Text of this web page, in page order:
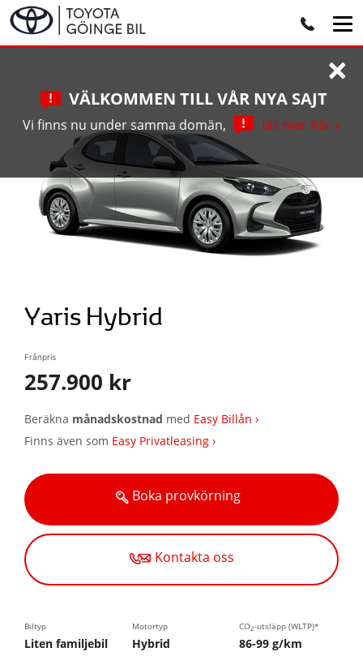
VÄLKOMMEN TILL VÅR NYA SAJT
Vi finns nu under samma domän, läs mer här »
×
Yaris Hybrid
Frånpris
257.900 kr
Beräkna månadskostnad med Easy Billån ›
Finns även som Easy Privatleasing ›
Boka provkörning
Kontakta oss
Biltyp
Liten familjebil
Motortyp
Hybrid
CO2-utsläpp (WLTP)*
86-99 g/km